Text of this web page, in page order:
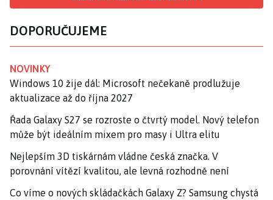
DOPORUČUJEME
NOVINKY
Windows 10 žije dál: Microsoft nečekaně prodlužuje
aktualizace až do října 2027
Řada Galaxy S27 se rozroste o čtvrtý model. Nový telefon
může být ideálním mixem pro masy i Ultra elitu
Nejlepším 3D tiskárnám vládne česká značka. V
porovnání vítězí kvalitou, ale levná rozhodně není
Co víme o nových skládačkách Galaxy Z? Samsung chystá